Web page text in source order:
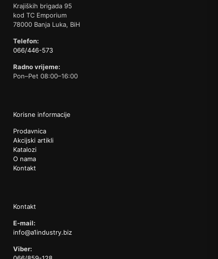
Krajiških brigada 95
kod TC Emporium
78000 Banja Luka, BiH
Telefon:
066/446-573
Radno vrijeme:
Pon–Pet 08:00–16:00
Korisne informacije
Prodavnica
Akcijski artikli
Katalozi
O nama
Kontakt
Kontakt
E-mail:
info@a1industry.biz
Viber: